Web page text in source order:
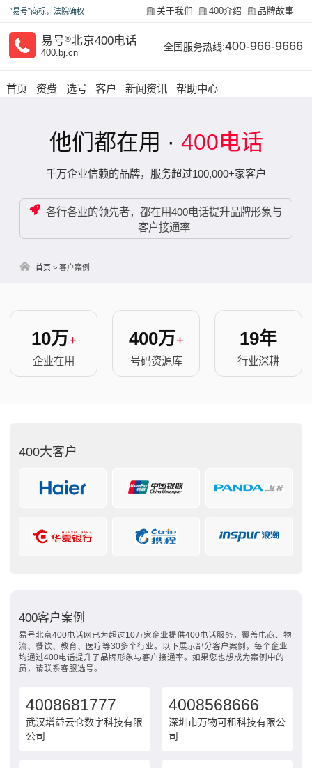
“易号”商标，法院确权 关于我们 400介绍 品牌故事
易号®北京400电话
400.bj.cn
全国服务热线:400-966-9666
首页 资费 选号 客户 新闻资讯 帮助中心
他们都在用 · 400电话
千万企业信赖的品牌，服务超过100,000+家客户
各行各业的领先者，都在用400电话提升品牌形象与
客户接通率
首页 >客户案例
10万+
企业在用
400万+
号码资源库
19年
行业深耕
400大客户
400客户案例
易号北京400电话网已为超过10万家企业提供400电话服务，覆盖电商、物
流、餐饮、教育、医疗等30多个行业。以下展示部分客户案例，每个企业
均通过400电话提升了品牌形象与客户接通率。如果您也想成为案例中的一
员，请联系客服选号。
4008681777
武汉增益云仓数字科技有限
公司
4008568666
深圳市万物可租科技有限公
司